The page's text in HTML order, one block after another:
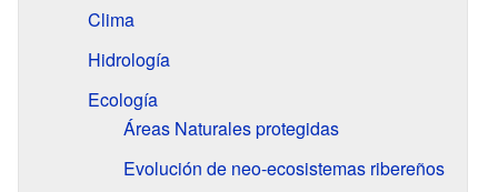
Clima
Hidrología
Ecología
Áreas Naturales protegidas
Evolución de neo-ecosistemas ribereños